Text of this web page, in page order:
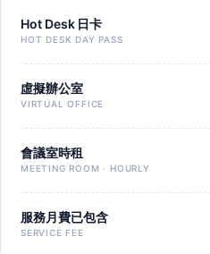
Hot Desk 日卡
HOT DESK DAY PASS
虛擬辦公室
VIRTUAL OFFICE
會議室時租
MEETING ROOM · HOURLY
服務月費已包含
SERVICE FEE